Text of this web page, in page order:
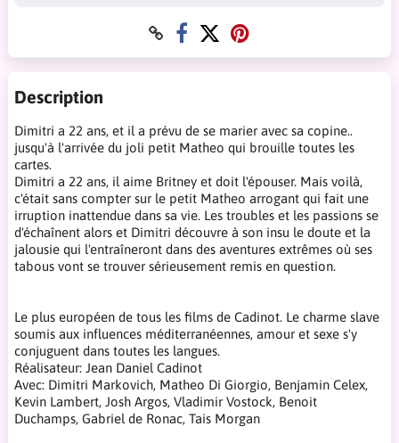
Description
Dimitri a 22 ans, et il a prévu de se marier avec sa copine..
jusqu'à l'arrivée du joli petit Matheo qui brouille toutes les
cartes.
Dimitri a 22 ans, il aime Britney et doit l'épouser. Mais voilà,
c'était sans compter sur le petit Matheo arrogant qui fait une
irruption inattendue dans sa vie. Les troubles et les passions se
d'échaînent alors et Dimitri découvre à son insu le doute et la
jalousie qui l'entraîneront dans des aventures extrêmes où ses
tabous vont se trouver sérieusement remis en question.
Le plus européen de tous les films de Cadinot. Le charme slave
soumis aux influences méditerranéennes, amour et sexe s'y
conjuguent dans toutes les langues.
Réalisateur: Jean Daniel Cadinot
Avec: Dimitri Markovich, Matheo Di Giorgio, Benjamin Celex,
Kevin Lambert, Josh Argos, Vladimir Vostock, Benoit
Duchamps, Gabriel de Ronac, Tais Morgan